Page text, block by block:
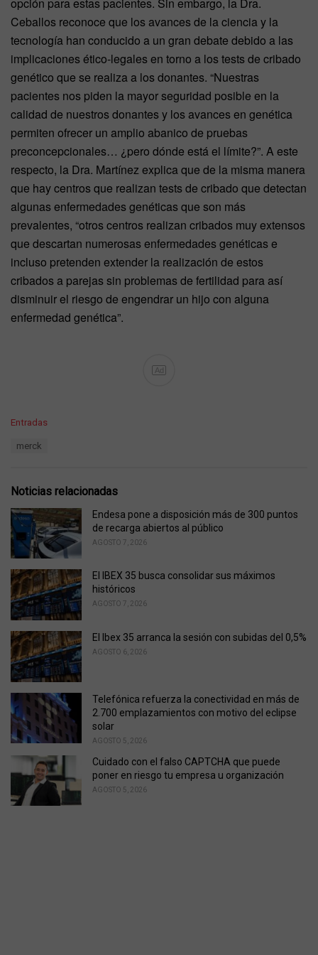
Ceballos reconoce que los avances de la ciencia y la
tecnología han conducido a un gran debate debido a las
implicaciones ético-legales en torno a los tests de cribado
genético que se realiza a los donantes. “Nuestras
pacientes nos piden la mayor seguridad posible en la
calidad de nuestros donantes y los avances en genética
permiten ofrecer un amplio abanico de pruebas
preconcepcionales… ¿pero dónde está el límite?”. A este
respecto, la Dra. Martínez explica que de la misma manera
que hay centros que realizan tests de cribado que detectan
algunas enfermedades genéticas que son más
prevalentes, “otros centros realizan cribados muy extensos
que descartan numerosas enfermedades genéticas e
incluso pretenden extender la realización de estos
cribados a parejas sin problemas de fertilidad para así
disminuir el riesgo de engendrar un hijo con alguna
enfermedad genética”.
Ad
C
o
r
i
e
s
Entradas
:
merck
Noticias relacionadas
Endesa pone a disposición más de 300 puntos
de recarga abiertos al público
AGOSTO 7, 2026
El IBEX 35 busca consolidar sus máximos
históricos
AGOSTO 7, 2026
El Ibex 35 arranca la sesión con subidas del 0,5%
AGOSTO 6, 2026
Telefónica refuerza la conectividad en más de
2.700 emplazamientos con motivo del eclipse
solar
AGOSTO 5, 2026
Cuidado con el falso CAPTCHA que puede
poner en riesgo tu empresa u organización
AGOSTO 5, 2026